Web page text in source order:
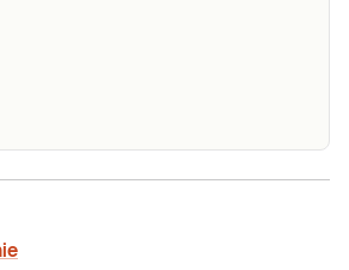
magnezu w surowicy.
diuretykami i lekami